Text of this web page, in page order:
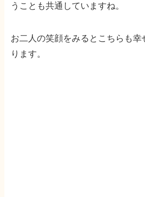
うことも共通していますね。
お二人の笑顔をみるとこちらも幸
ります。